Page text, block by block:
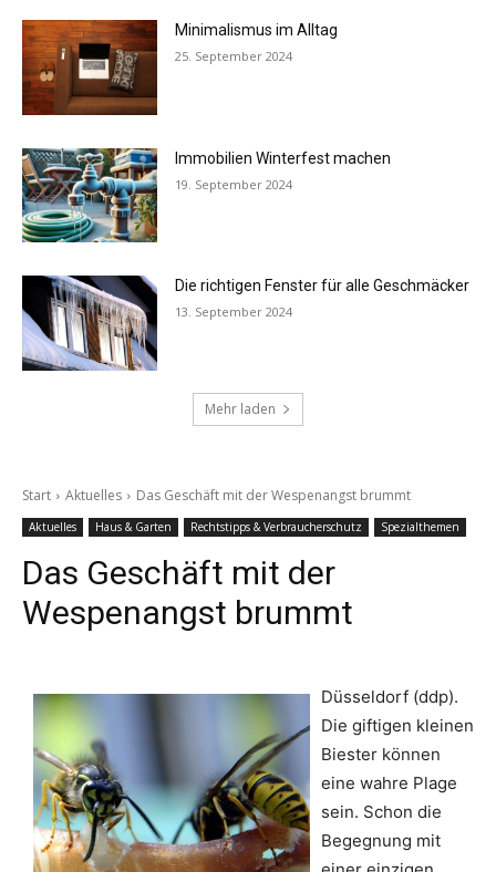
Minimalismus im Alltag
25. September 2024
Immobilien Winterfest machen
19. September 2024
Die richtigen Fenster für alle Geschmäcker
13. September 2024
Mehr laden